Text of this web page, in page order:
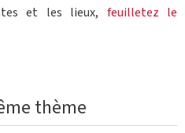
et les lieux, feuilletez le
thème